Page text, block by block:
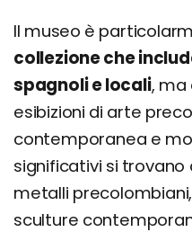
Il museo è
collezione che
spagnoli e locali, ma
esibizioni di arte
contemporanea e
significativi si
metalli
sculture